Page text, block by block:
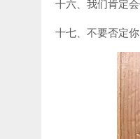
十六、我们肯定
十七、不要否定